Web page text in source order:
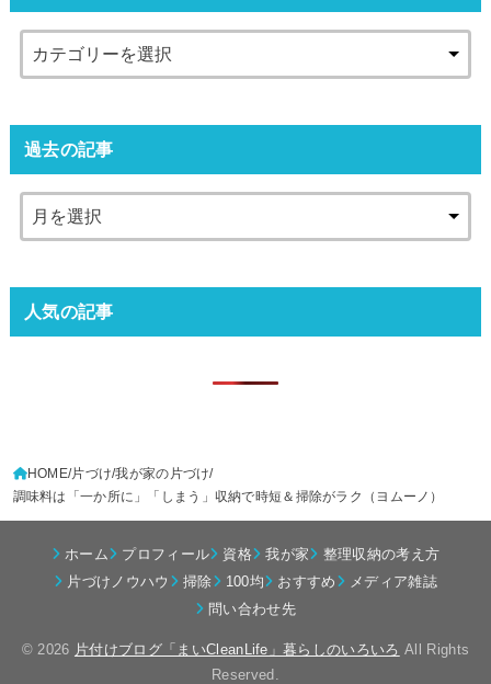
過去の記事
人気の記事
HOME 片づけ 我が家の片づけ
調味料は「一か所に」「しまう」収納で時短＆掃除がラク（ヨムーノ）
ホーム プロフィール 資格 我が家
整理収納の考え方
片づけノウハウ
掃除 100均 おすすめ
メディア雑誌
問い合わせ先
© 2026 片付けブログ「まいCleanLife」暮らしのいろいろ All Rights
Reserved.